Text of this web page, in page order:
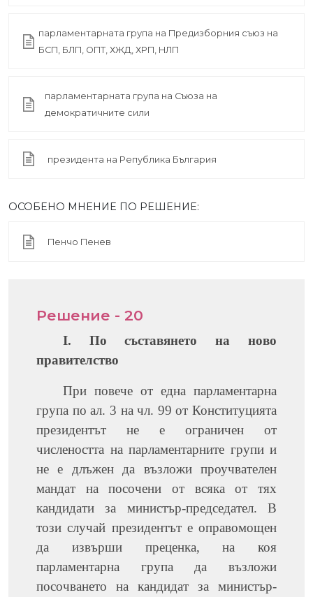
парламентарната група на Предизборния съюз на
БСП, БЛП, ОПТ, ХЖД, ХРП, НЛП
парламентарната група на Съюза на
демократичните сили
президента на Република България
ОСОБЕНО МНЕНИЕ ПО РЕШЕНИЕ:
Пенчо Пенев
Решение - 20
I. По съставянето на ново
правителство
При повече от една парламентарна
група по ал. 3 на чл. 99 от Конституцията
президентът не е ограничен от
числеността на парламентарните групи и
не е длъжен да възложи проучвателен
мандат на посочени от всяка от тях
кандидати за министър-председател. В
този случай президентът е оправомощен
да извърши преценка, на коя
парламентарна група да възложи
посочването на кандидат за министър-